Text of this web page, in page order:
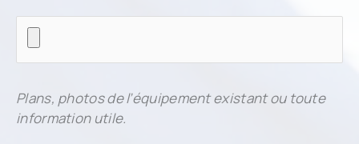
Plans, photos de l’équipement existant ou toute
information utile.